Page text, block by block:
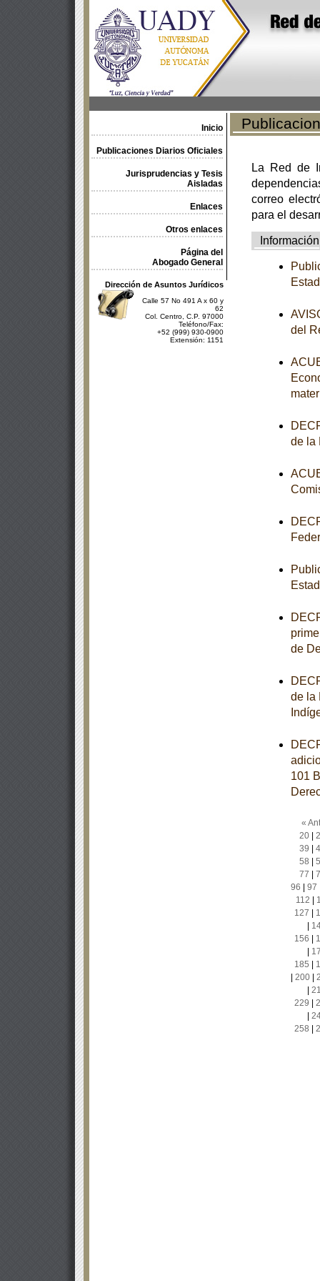
Inicio
Publicaciones Diarios Oficiales
Jurisprudencias y Tesis
Aisladas
Enlaces
Otros enlaces
Página del
Abogado General
Dirección de Asuntos Jurídicos
Calle 57 No 491 A x 60 y
62
Col. Centro, C.P. 97000
Teléfono/Fax:
+52 (999) 930-0900
Extensión: 1151
La Red de
correo
para el
Información
del
de la
de
de la
101
«
20|
39
58
77
96
97
112
127
156
185
200|
229
258